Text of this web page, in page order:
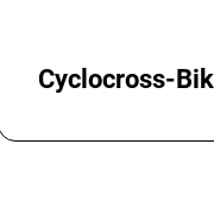
Cyclocross-